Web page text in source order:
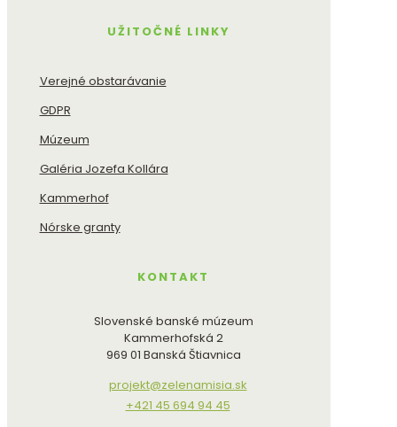
UŽITOČNÉ LINKY
Verejné obstarávanie
GDPR
Múzeum
Galéria Jozefa Kollára
Kammerhof
Nórske granty
KONTAKT
Slovenské banské múzeum
Kammerhofská 2
969 01 Banská Štiavnica
projekt@zelenamisia.sk
+421 45 694 94 45